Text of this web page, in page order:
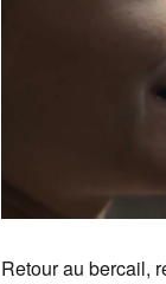
Retour au bercail,